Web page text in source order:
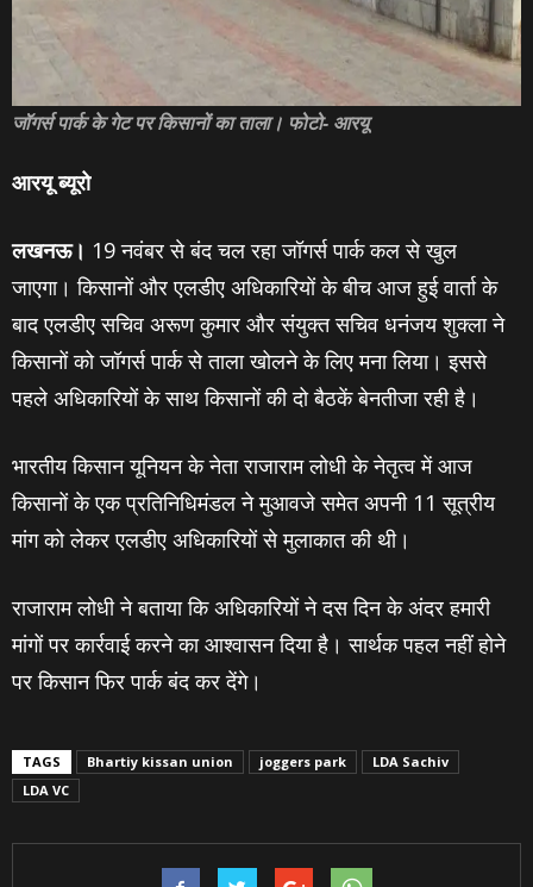
जॉगर्स पार्क के गेट पर किसानों का ताला। फोटो- आरयू
आरयू ब्‍यूरो
लखनऊ। 19 नवंबर से बंद चल रहा जॉगर्स पार्क कल से खुल
जाएगा। किसानों और एलडीए अधिकारियों के बीच आज हुई वार्ता के
बाद एलडीए सचिव अरूण कुमार और संयुक्‍त सचिव धनंजय शुक्‍ला ने
किसानों को जॉगर्स पार्क से ताला खोलने के लिए मना लिया। इससे
पहले अधिकारियों के साथ किसानों की दो बैठकें बेनतीजा रही है।
भारतीय किसान यूनियन के नेता राजाराम लोधी के नेतृत्‍व में आज
किसानों के एक प्रतिनिधिमंडल ने मुआवजे समेत अपनी 11 सूत्रीय
मांग को लेकर एलडीए अधिकारियों से मुलाकात की थी।
राजाराम लोधी ने बताया कि अधिकारियों ने दस दिन के अंदर हमारी
मांगों पर कार्रवाई करने का आश्‍वासन दिया है। सार्थक पहल नहीं होने
पर किसान फिर पार्क बंद कर देंगे।
TAGS Bhartiy kissan union joggers park
LDA Sachiv
LDA VC